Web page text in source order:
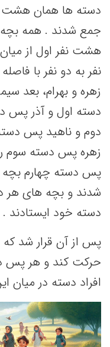
دسته ها همان هشت
جمع شدند . همه بچه
هشت نفر اول از
نفر به دو نفر با
زهره و بهرام، بعد
دسته اول و آذر پس
دوم و ناهید پس
زهره پس دسته سوم
پس دسته چهارم بچه
شدند و بچه های هر
دسته خود ایستادند .
پس از آن قرار شد
حرکت کند و هر پس
افراد دسته در میان